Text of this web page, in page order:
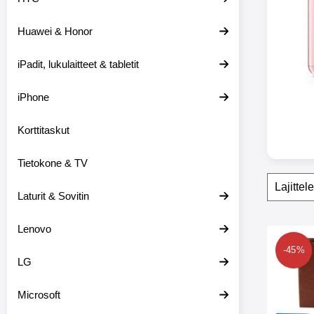
Huawei & Honor
iPadit, lukulaitteet & tabletit
iPhone
Korttitaskut
Tietokone & TV
Laturit & Sovitin
Lenovo
LG
Microsoft
i
-45%
Merkitse